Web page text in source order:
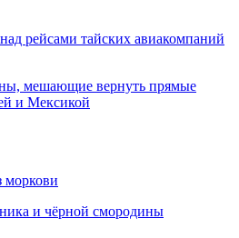
рейсами тайских авиакомпаний
мешающие вернуть прямые
и Мексикой
моркови
и чёрной смородины